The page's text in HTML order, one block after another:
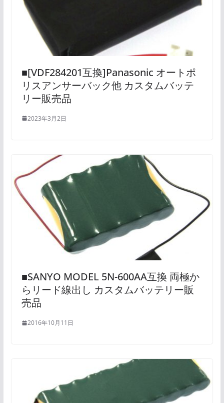
■[VDF284201互換]Panasonic オートポ
リスアンサーバック他 カスタムバッテ
リー販売品
2023年3月2日
■SANYO MODEL 5N-600AA互換 両極か
らリード線出し カスタムバッテリー販
売品
2016年10月11日